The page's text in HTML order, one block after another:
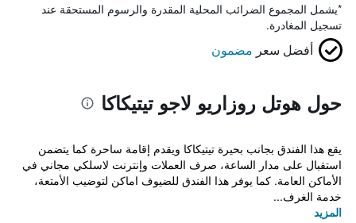
*يشمل المجموع الضرائب المحلية المقدرة والرسوم المستحقة عند
تسجيل المغادرة.
أفضل سعر مضمون
حول هوتل روزاريو لاجو تيتيكاكا
يقع هذا الفندق بجانب بحيرة تيتيكاكا ويقدم إقامة ساحرة كما يتضمن
استقبال على مدار الساعة، صرف العملات وإنترنت لاسلكي مجاني في
الأماكن العامة. كما يوفر هذا الفندق للضيوف اماكن لتوضيب الأمتعة،
خدمة الغرف...
المزيد